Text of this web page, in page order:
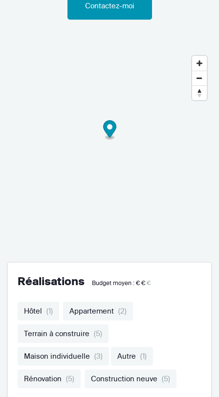
Contactez-moi
Réalisations Budget moyen : €€€
Hôtel (1) Appartement (2)
Terrain à construire (5)
Maison individuelle (3) Autre (1)
Rénovation (5) Construction neuve (5)